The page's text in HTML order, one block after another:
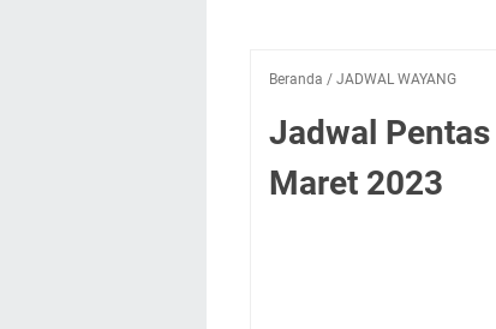
Beranda / JADWAL WAYANG
Jadwal
Maret 2023